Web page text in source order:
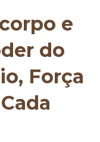
e
do
Força